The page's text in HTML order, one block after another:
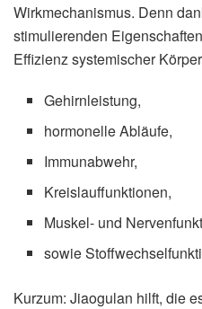
Wirkmechanismus. Denn
stimulierenden
Effizienz systemischer
Gehirnleistung,
hormonelle Abläufe,
Immunabwehr,
Kreislauffunktionen,
Muskel- und
sowie
Kurzum: Jiaogulan hilft, die